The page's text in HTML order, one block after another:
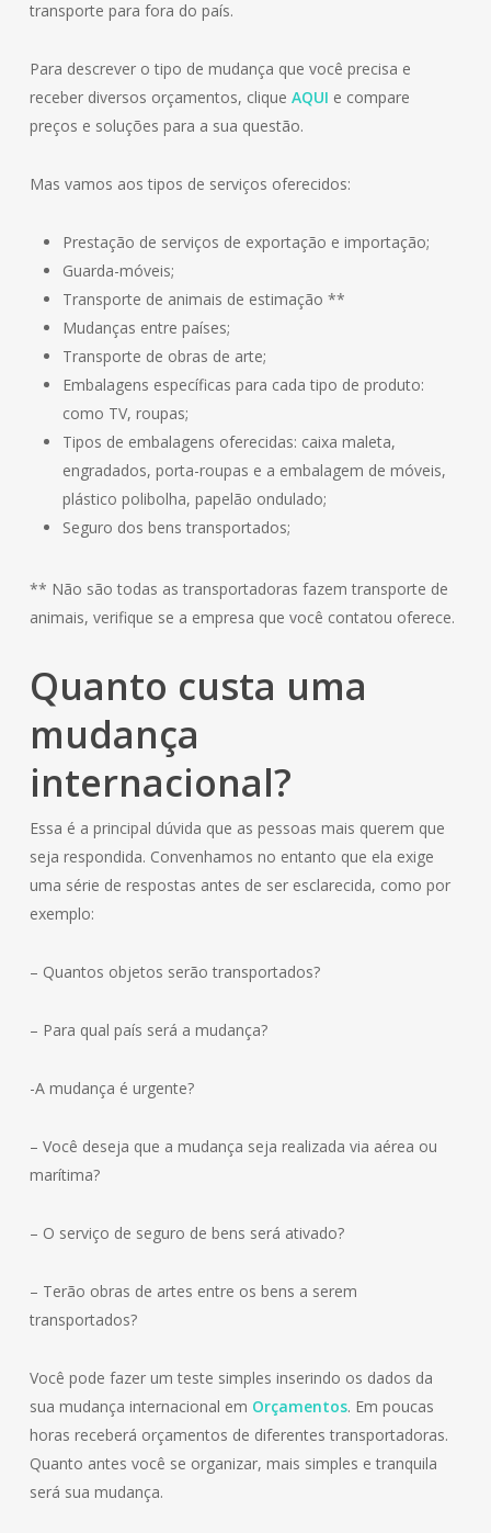
transporte para fora do país.
Para descrever o tipo de mudança que você precisa e
receber diversos orçamentos, clique AQUI e compare
preços e soluções para a sua questão.
Mas vamos aos tipos de serviços oferecidos:
Prestação de serviços de exportação e importação;
Guarda-móveis;
Transporte de animais de estimação **
Mudanças entre países;
Transporte de obras de arte;
Embalagens específicas para cada tipo de produto:
como TV, roupas;
Tipos de embalagens oferecidas: caixa maleta,
engradados, porta-roupas e a embalagem de móveis,
plástico polibolha, papelão ondulado;
Seguro dos bens transportados;
** Não são todas as transportadoras fazem transporte de
animais, verifique se a empresa que você contatou oferece.
Quanto custa uma
mudança
internacional?
Essa é a principal dúvida que as pessoas mais querem que
seja respondida. Convenhamos no entanto que ela exige
uma série de respostas antes de ser esclarecida, como por
exemplo:
– Quantos objetos serão transportados?
– Para qual país será a mudança?
-A mudança é urgente?
– Você deseja que a mudança seja realizada via aérea ou
marítima?
– O serviço de seguro de bens será ativado?
– Terão obras de artes entre os bens a serem
transportados?
Você pode fazer um teste simples inserindo os dados da
sua mudança internacional em Orçamentos. Em poucas
horas receberá orçamentos de diferentes transportadoras.
Quanto antes você se organizar, mais simples e tranquila
será sua mudança.